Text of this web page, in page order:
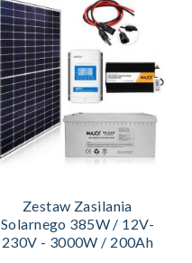
Zestaw Zasilania
Solarnego 385W / 12V-
230V - 3000W / 200Ah